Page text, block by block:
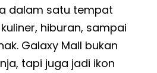
dalam satu tempat
hiburan, sampai
Galaxy Mall bukan
tapi juga jadi ikon